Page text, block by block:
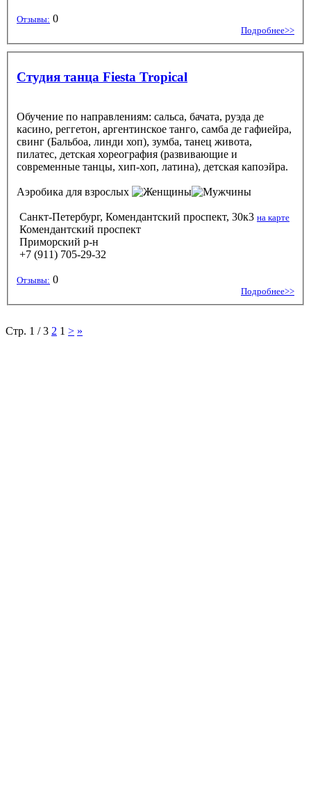
Отзывы: 0
Подробнее>>
Студия танца Fiesta Tropical
Обучение по направлениям: сальса, бачата, руэда де
касино, реггетон, аргентинское танго, самба де гафиейра,
свинг (Бальбоа, линди хоп), зумба, танец живота,
пилатес, детская хореография (развивающие и
современные танцы, хип-хоп, латина), детская капоэйра.
Аэробика для взрослых
Санкт-Петербург, Комендантский проспект, 30к3 на карте
Комендантский проспект
Приморский р-н
+7 (911) 705-29-32
Отзывы: 0
Подробнее>>
Стр. 1 / 3 2 1 > »